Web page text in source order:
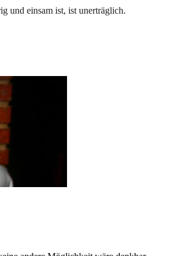
und einsam ist, ist unerträglich.